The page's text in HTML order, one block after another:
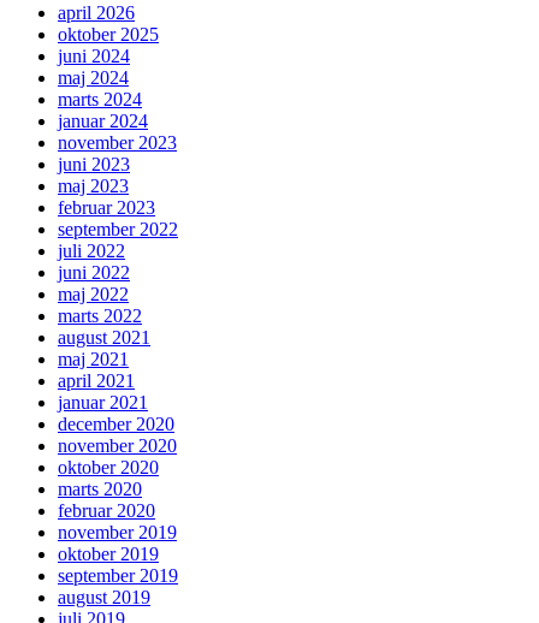
april 2026
oktober 2025
juni 2024
maj 2024
marts 2024
januar 2024
november 2023
juni 2023
maj 2023
februar 2023
september 2022
juli 2022
juni 2022
maj 2022
marts 2022
august 2021
maj 2021
april 2021
januar 2021
december 2020
november 2020
oktober 2020
marts 2020
februar 2020
november 2019
oktober 2019
september 2019
august 2019
juli 2019